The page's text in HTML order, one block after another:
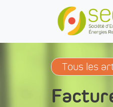
Skip to main content
Tous les